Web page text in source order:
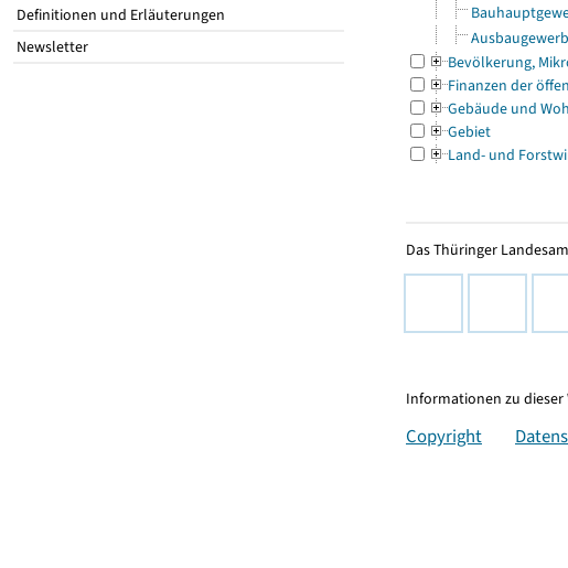
Definitionen und Erläuterungen
Newsletter
Bevölkerung,
Finanzen der
Gebäude und
Gebiet
Land- und
Das Thüringer
Informationen zu dieser
Copyright